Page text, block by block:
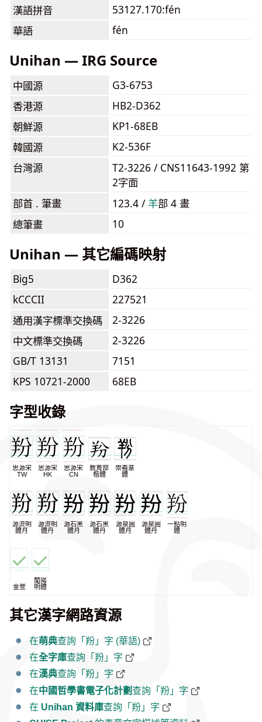
漢語拼音
53127.170:fén
華語
fén
Unihan — IRG Source
中國源
G3-6753
香港源
HB2-D362
朝鮮源
KP1-68EB
韓國源
K2-536F
台灣源
T2-3226 / CNS11643-1992 第
2字面
部首 . 筆畫
123.4 / ⽺部 4 畫
總筆畫
10
Unihan — 其它編碼映射
Big5
D362
kCCCII
227521
通用漢字標準交換碼
2-3226
中文標準交換碼
2-3226
GB/T 13131
7151
KPS 10721-2000
68EB
字型收錄
思源宋
TW
思源宋
HK
思源宋
CN
教育部
楷體
崇羲篆
體
源流明
體月
源流明
體丹
源石黑
體月
源石黑
體丹
源泉圓
體月
源泉圓
體丹
一點明
體
金萱
蘭陽
明體
其它漢字網路資源
在萌典查詢「羒」字 (華語)
在全字庫查詢「羒」字
在漢典查詢「羒」字
在中國哲學書電子化計劃查詢「羒」字
在 Unihan 資料庫查詢「羒」字